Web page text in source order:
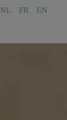
NL FR EN